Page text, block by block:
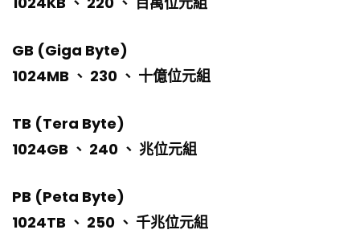
GB (Giga Byte)
1024MB 、 230 、 十億位元組
TB (Tera Byte)
1024GB 、 240 、 兆位元組
PB (Peta Byte)
1024TB 、 250 、 千兆位元組